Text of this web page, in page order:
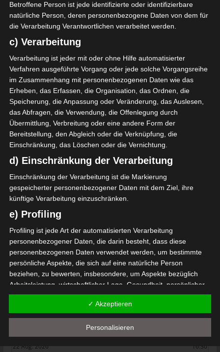
Adnene Yaakoubi 3'
Étoile Sportive de Métlaoui (ESM)
M A. Aouled Behi
D A. Mazhoud 90'
El Gawafel Sportives de Gafsa (EGSG) – Avenir Spo
rtif de Soliman (ASS)
Union Sportive de Tataouine (UST) – Club Sportif Sf
Die nächsten Begegnungen
SPIELTAG 1
22 Aug. 2026
16:30
PS Sakiet Eddaïer
- -
JS Omrane
22 Aug. 2026
16:30
- -
22 Aug. 2026
16:30
ES Hammam Sousse
- -
22 Aug. 2026
16:30
Betroffene Person ist jede identifizierte oder identifizierbare
natürliche Person, deren personenbezogene Daten von dem für
die Verarbeitung Verantwortlichen verarbeitet werden.
c) Verarbeitung
Verarbeitung ist jeder mit oder ohne Hilfe automatisierter
Verfahren ausgeführte Vorgang oder jede solche Vorgangsreihe
im Zusammenhang mit personenbezogenen Daten wie das
Erheben, das Erfassen, die Organisation, das Ordnen, die
Speicherung, die Anpassung oder Veränderung, das Auslesen,
das Abfragen, die Verwendung, die Offenlegung durch
Übermittlung, Verbreitung oder eine andere Form der
Bereitstellung, den Abgleich oder die Verknüpfung, die
Einschränkung, das Löschen oder die Vernichtung.
d) Einschränkung der Verarbeitung
Einschränkung der Verarbeitung ist die Markierung
gespeicherter personenbezogener Daten mit dem Ziel, ihre
künftige Verarbeitung einzuschränken.
e) Profiling
Profiling ist jede Art der automatisierten Verarbeitung
personenbezogener Daten, die darin besteht, dass diese
personenbezogenen Daten verwendet werden, um bestimmte
persönliche Aspekte, die sich auf eine natürliche Person
beziehen, zu bewerten, insbesondere, um Aspekte bezüglich
Arbeitsleistung, wirtschaftlicher Lage, Gesundheit, persönlicher
Vorlieben, Interessen, Zuverlässigkeit, Verhalten, Aufenthaltsort
oder Ortswechsel dieser natürlichen Person zu analysieren oder
vorherzusagen.
f) Pseudonymisierung
Pseudonymisierung ist die Verarbeitung personenbezogener
✓ Akzeptieren
Personalisieren